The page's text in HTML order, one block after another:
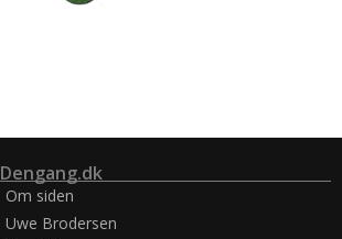
Dengang.dk
Om siden
Uwe Brodersen